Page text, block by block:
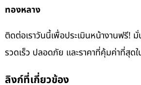
ทองหลาง
ติดต่อเราวันนี้เพื่อประเมินหน้างานฟรี!
รวดเร็ว ปลอดภัย และราคาที่คุ้มค่าที่สุด
ลิงก์ที่เกี่ยวข้อง